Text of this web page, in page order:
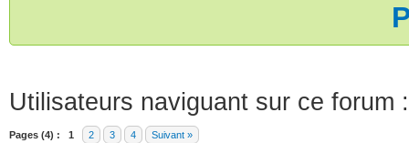
Utilisateurs naviguant sur ce forum
Pages (4) : 1 2 3 4 Suivant »